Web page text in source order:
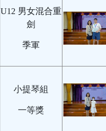
U12 男女混合重
劍
季軍
小提琴組
一等獎